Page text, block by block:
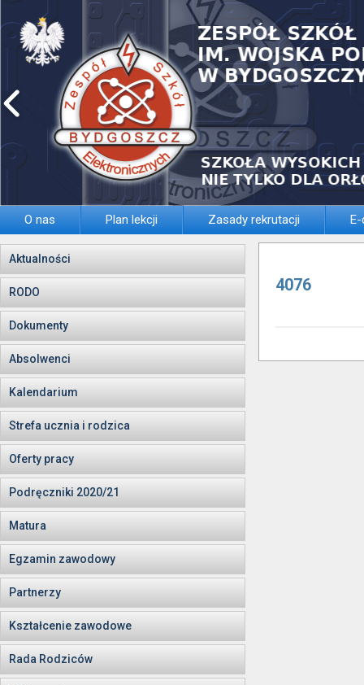
O nas Plan lekcji Zasady rekrutacji
Aktualności
RODO
Dokumenty
Absolwenci
Kalendarium
Strefa ucznia i rodzica
Oferty pracy
Podręczniki 2020/21
Matura
Egzamin zawodowy
Partnerzy
Kształcenie zawodowe
Rada Rodziców
4076